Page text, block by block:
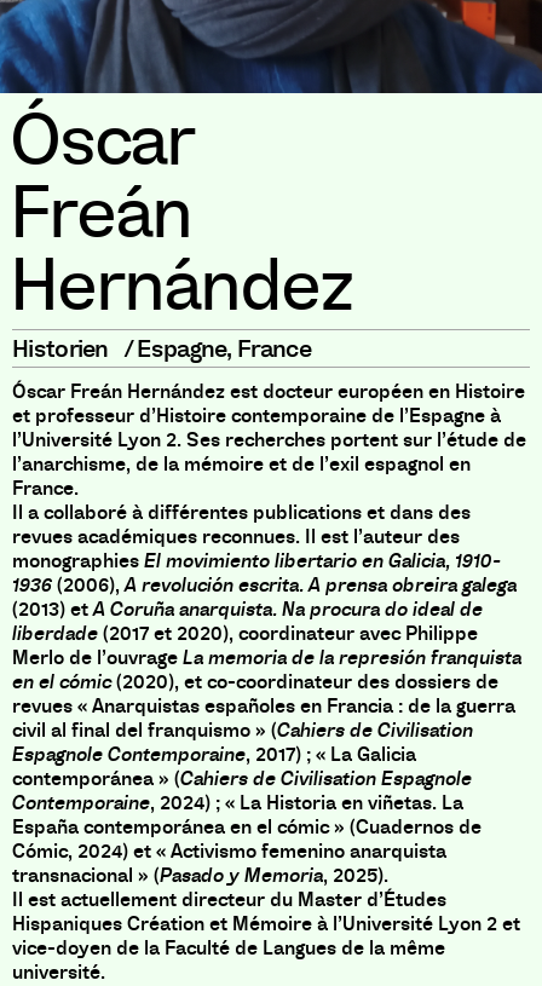
Óscar
Freán
Hernández
Historien /Espagne, France
Óscar Freán Hernández est docteur européen en Histoire
et professeur d’Histoire contemporaine de l’Espagne à
l’Université Lyon 2. Ses recherches portent sur l’étude de
l’anarchisme, de la mémoire et de l’exil espagnol en
France.
Il a collaboré à différentes publications et dans des
revues académiques reconnues. Il est l’auteur des
monographiesEl movimiento libertario en Galicia, 1910-
1936(2006),A revolución escrita. A prensa obreira galega
(2013) etA Coruña anarquista. Na procura do ideal de
liberdade(2017 et 2020), coordinateur avec Philippe
Merlo de l’ouvrageLa memoria de la represión franquista
en el cómic(2020), et co-coordinateur des dossiers de
revues « Anarquistas españoles en Francia : de la guerra
civil al final del franquismo » (Cahiers de Civilisation
Espagnole Contemporaine, 2017) ; « La Galicia
contemporánea » (Cahiers de Civilisation Espagnole
Contemporaine, 2024) ; « La Historia en viñetas. La
España contemporánea en el cómic » (Cuadernos de
Cómic, 2024) et « Activismo femenino anarquista
transnacional » (Pasado y Memoria, 2025).
Il est actuellement directeur du Master d’Études
Hispaniques Création et Mémoire à l’Université Lyon 2 et
vice-doyen de la Faculté de Langues de la même
université.